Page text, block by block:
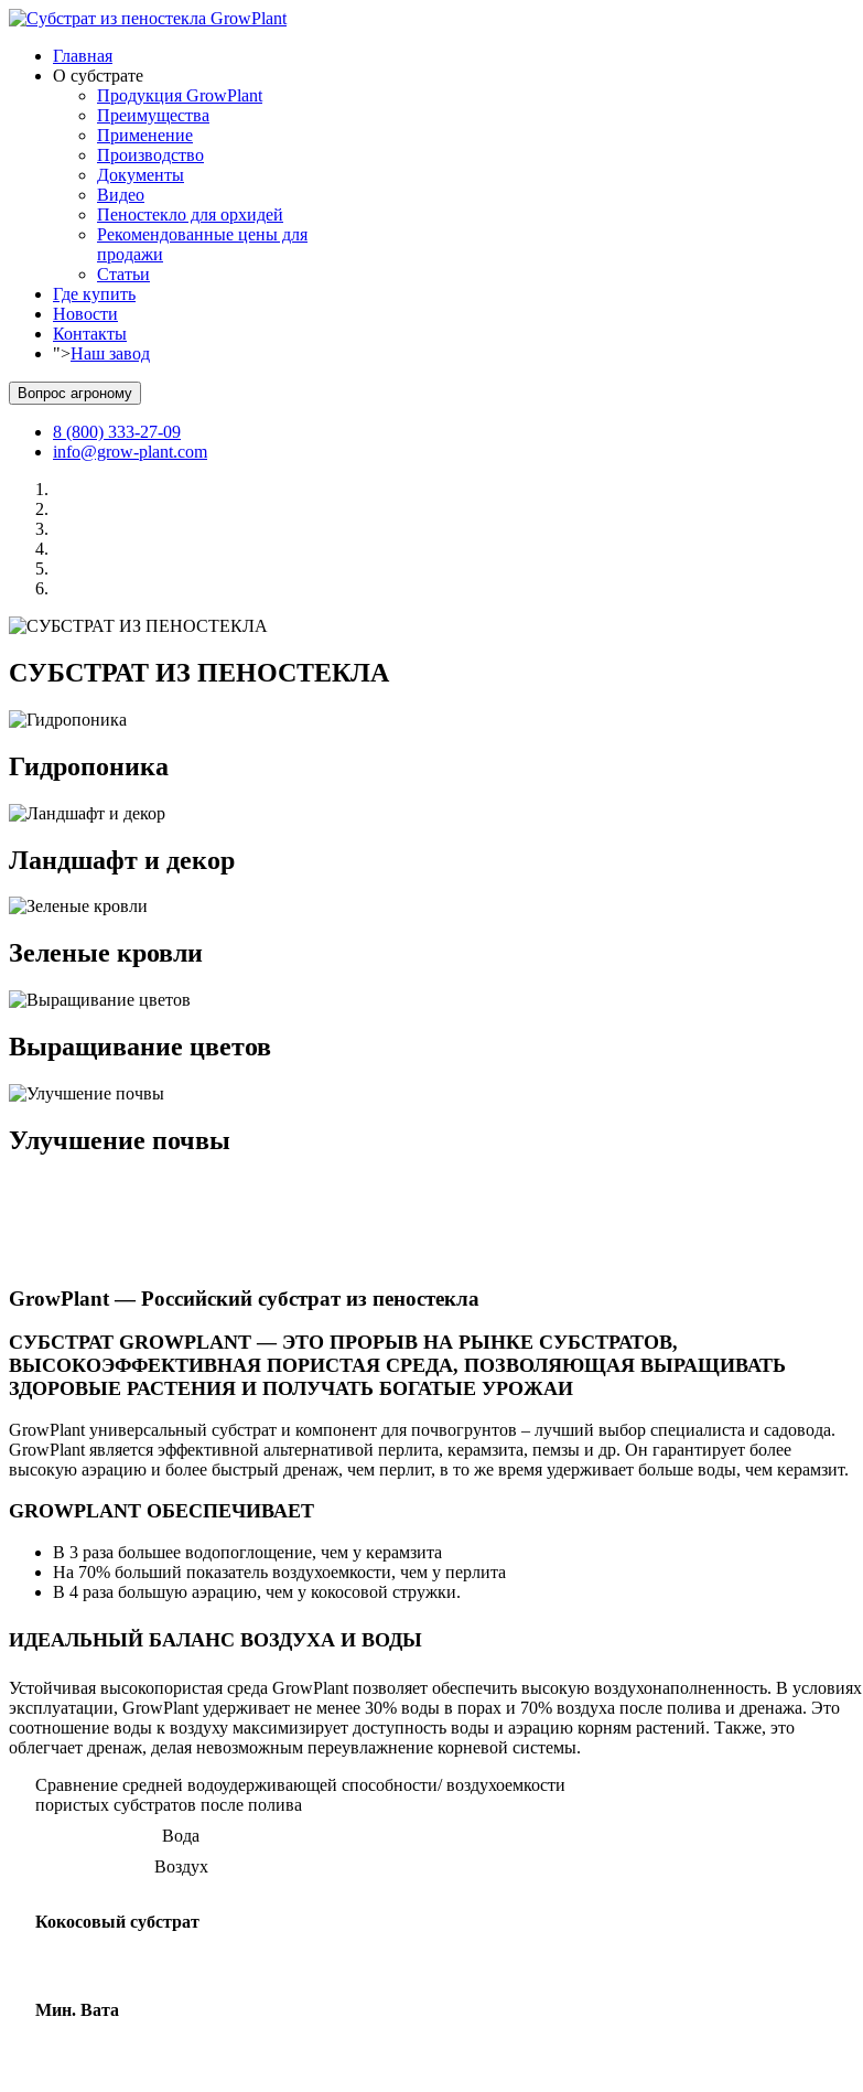
Главная
О субстрате
Продукция GrowPlant
Преимущества
Применение
Производство
Документы
Видео
Пеностекло для орхидей
Рекомендованные цены для
продажи
Статьи
Где купить
Новости
Контакты
">Наш завод
Вопрос агроному
8 (800) 333-27-09
info@grow-plant.com
СУБСТРАТ ИЗ ПЕНОСТЕКЛА
Гидропоника
Ландшафт и декор
Зеленые кровли
Выращивание цветов
Улучшение почвы
GrowPlant — Российский субстрат из пеностекла
СУБСТРАТ GROWPLANT — ЭТО ПРОРЫВ НА РЫНКЕ СУБСТРАТОВ,
ВЫСОКОЭФФЕКТИВНАЯ ПОРИСТАЯ СРЕДА, ПОЗВОЛЯЮЩАЯ ВЫРАЩИВАТЬ
ЗДОРОВЫЕ РАСТЕНИЯ И ПОЛУЧАТЬ БОГАТЫЕ УРОЖАИ
GrowPlant универсальный субстрат и компонент для почвогрунтов – лучший выбор специалиста и садовода.
GrowPlant является эффективной альтернативой перлита, керамзита, пемзы и др. Он гарантирует более
высокую аэрацию и более быстрый дренаж, чем перлит, в то же время удерживает больше воды, чем керамзит.
GROWPLANT ОБЕСПЕЧИВАЕТ
В 3 раза большее водопоглощение, чем у керамзита
На 70% больший показатель воздухоемкости, чем у перлита
В 4 раза большую аэрацию, чем у кокосовой стружки.
ИДЕАЛЬНЫЙ БАЛАНС ВОЗДУХА И ВОДЫ
Устойчивая высокопористая среда GrowPlant позволяет обеспечить высокую воздухонаполненность. В условиях
эксплуатации, GrowPlant удерживает не менее 30% воды в порах и 70% воздуха после полива и дренажа. Это
соотношение воды к воздуху максимизирует доступность воды и аэрацию корням растений. Также, это
облегчает дренаж, делая невозможным переувлажнение корневой системы.
Сравнение средней водоудерживающей способности/ воздухоемкости
пористых субстратов после полива
Вода
Воздух
Кокосовый субстрат
Мин. Вата